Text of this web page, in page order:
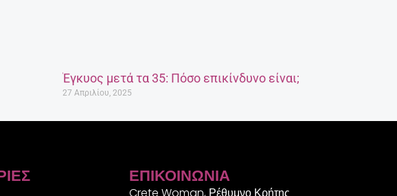
Έγκυος μετά τα 35: Πόσο επικίνδυνο είναι;
27 Απριλίου, 2025
ΕΠΙΚΟΙΝΩΝΊΑ